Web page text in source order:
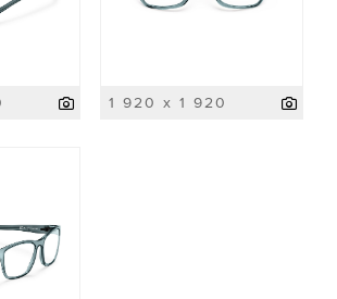
1 920 x 1 920